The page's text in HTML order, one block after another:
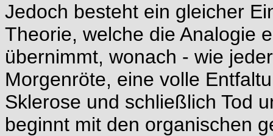
Jedoch besteht ein gleicher
Theorie, welche die Analogie
übernimmt, wonach - wie
Morgenröte, eine volle
Sklerose und schließlich Tod
beginnt mit den organischen